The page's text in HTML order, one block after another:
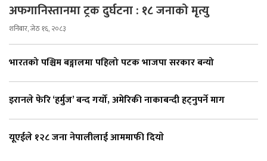
अफगानिस्तानमा ट्रक दुर्घटना : १८ जनाको मृत्यु
शनिबार, जेठ १६, २०८३
भारतको पश्चिम बङ्गालमा पहिलो पटक भाजपा सरकार बन्यो
इरानले फेरि ‘हर्मुज’ बन्द गर्यो, अमेरिकी नाकाबन्दी हट्नुपर्ने माग
यूएईले १२८ जना नेपालीलाई आममाफी दियाे